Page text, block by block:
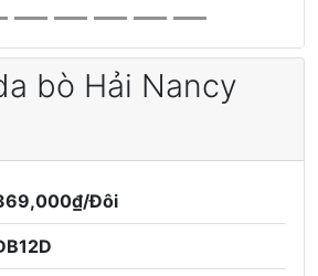
bò Hải Nancy
Đôi